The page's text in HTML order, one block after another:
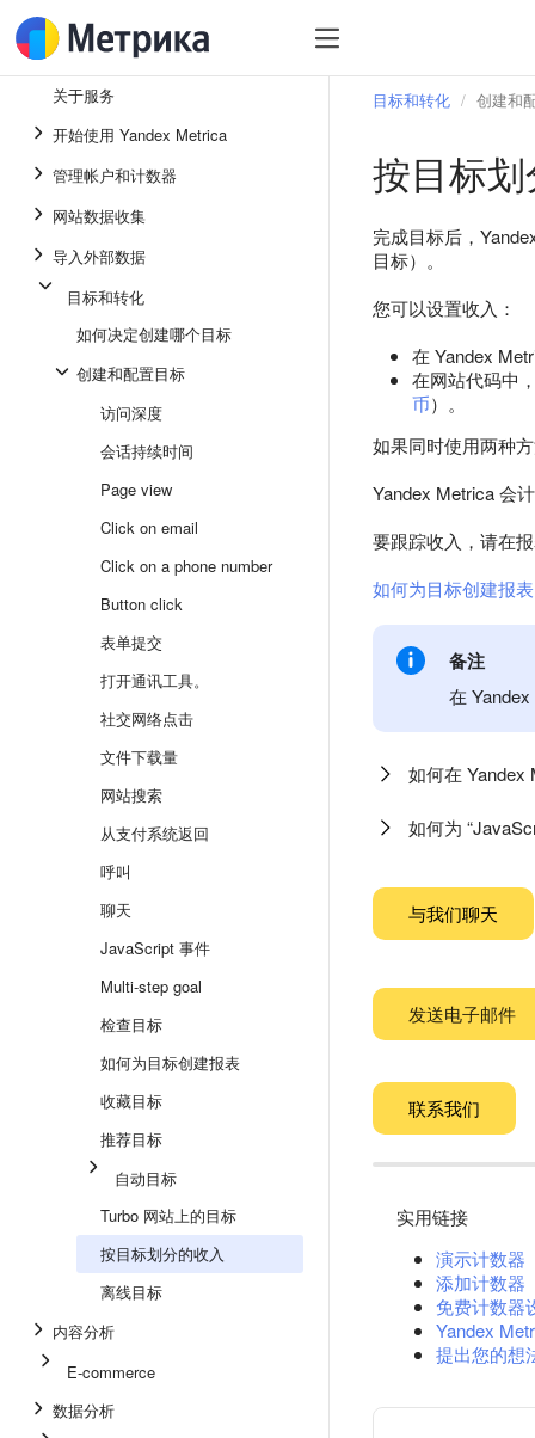
关于服务
开始使用 Yandex Metrica
管理帐户和计数器
网站数据收集
导入外部数据
目标和转化
如何决定创建哪个目标
创建和配置目标
访问深度
会话持续时间
Page view
Click on email
Click on a phone number
Button click
表单提交
打开通讯工具。
社交网络点击
文件下载量
网站搜索
从支付系统返回
呼叫
聊天
JavaScript 事件
Multi-step goal
检查目标
如何为目标创建报表
收藏目标
推荐目标
自动目标
Turbo 网站上的目标
按目标划分的收入
离线目标
内容分析
E-commerce
数据分析
目标和转化 创建和
按目标
完成目标后，
目标）。
您可以设置收入：
在 Yandex
在网站代码中
币）。
如果同时使用两种
Yandex Metrica 会
要跟踪收入，请在
如何为目标创建报表
备注
在
如何在 Yandex
如何为
与我们聊天
发送电子邮件
联系我们
实用链接
演示计数器
添加计数器
免费计数器
Yandex
提出您的想